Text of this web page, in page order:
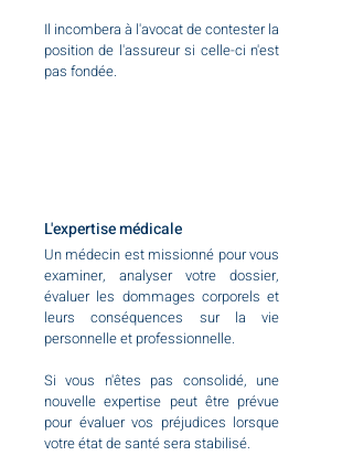
Il incombera à l'avocat de contester la
position de l'assureur si celle-ci n'est
pas fondée.
L'expertise médicale
Un médecin est missionné pour vous
examiner, analyser votre dossier,
évaluer les dommages corporels et
leurs conséquences sur la vie
personnelle et professionnelle.
Si vous n'êtes pas consolidé, une
nouvelle expertise peut être prévue
pour évaluer vos préjudices lorsque
votre état de santé sera stabilisé.